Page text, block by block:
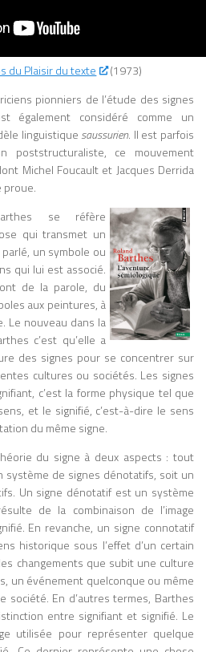
du Plaisir du texte
(1973)
pionniers de l’étude des signes
également considéré comme un
linguistique saussurien. Il est parfois
poststructuraliste, ce mouvement
Michel Foucault et Jacques Derrida
proue.
se réfère
qui transmet un
un symbole ou
qui lui est associé.
de la parole, du
aux peintures, à
Le nouveau dans la
c’est qu’elle a
des signes pour se concentrer sur
cultures ou sociétés. Les signes
c’est la forme physique tel que
et le signifié, c’est-à-dire le sens
du même signe.
du signe à deux aspects : tout
système de signes dénotatifs, soit un
Un signe dénotatif est un système
de la combinaison de l’image
En revanche, un signe connotatif
historique sous l’effet d’un certain
changements que subit une culture
un événement quelconque ou même
société. En d’autres termes, Barthes
entre signifiant et signifié. Le
utilisée pour représenter quelque
ne soient pleinement visibles.
McLuhan s’éteint en 1980 à
laissant une œuvre considérable
continue d’alimenter la réflexion sur
médias, la culture numérique et les
sociales liées aux
À l’ère d’Internet, des
sociaux et de l’intelligence
ses analyses apparaissent plus
que jamais, confirmant son
de penseur visionnaire des médias
de la communication. La Galaxie
: une ouvre phare La Galaxie
(The Gutenberg Galaxy, 1962)
l’un des ouvrages majeurs de Marshall
dans lequel il analyse l’impact
sur la culture, la pensée et
occidentale. Dans ce livre,
développe l’idée que chaque
de communication transforme
humaine et l’organisation
Il montre que l’invention de
à caractères mobiles par
Gutenberg au XVe siècle a
pensent, lisent et interagissent
le monde. Selon McLuhan,
a favorisé le développement
la pensée linéaire et séquentielle,
la standardisation des
et la diffusion rapide de
Elle a également contribué à
des nations modernes en
une uniformisation des
et une circulation massive des
En opposition, les sociétés orales,